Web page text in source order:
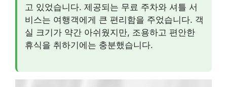
고 있었습니다. 제공되는 무료 주차와 셔틀 서
비스는 여행객에게 큰 편리함을 주었습니다. 객
실 크기가 약간 아쉬웠지만, 조용하고 편안한
휴식을 취하기에는 충분했습니다.